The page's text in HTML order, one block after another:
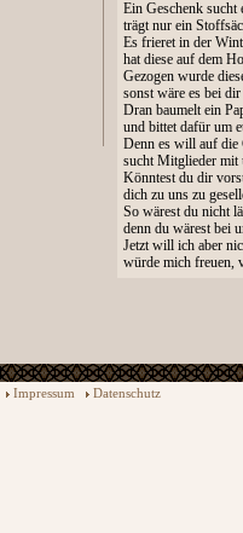
Ein Geschenk sucht
trägt nur ein
Es frieret in der
hat diese auf dem
Gezogen wurde
sonst wäre es bei
Dran baumelt ein
und bittet dafür um
Denn es will auf die
sucht Mitglieder mit
Könntest du dir
dich zu uns zu
So wärest du nicht
denn du wärest bei
Jetzt will ich aber
würde mich freuen,
Impressum Datenschutz